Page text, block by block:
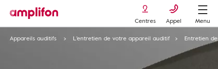
Centres Appel
Menu
Appareils auditifs
L'entretien de votre appareil auditif Entretien